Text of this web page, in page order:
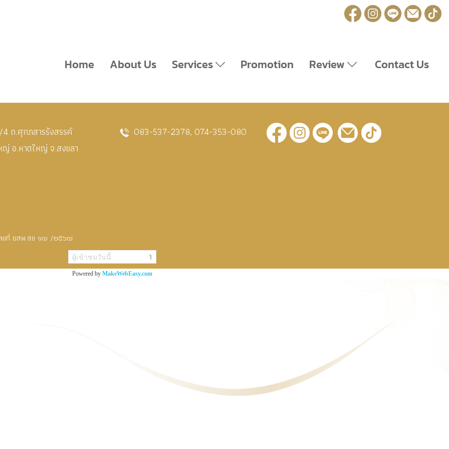
Home About Us Services Promotion Review Contact Us
ถ.ศุกภสารรังสรรค์
ญ่ อ.หาดใหญ่ จ.สงขลา
083-537-2378, 074-353-080
ลขที่ ฆสพ.สข ๑๗ /๒๕๖๗
ผู้เข้าชมวันนี้ 1
Powered by MakeWebEasy.com